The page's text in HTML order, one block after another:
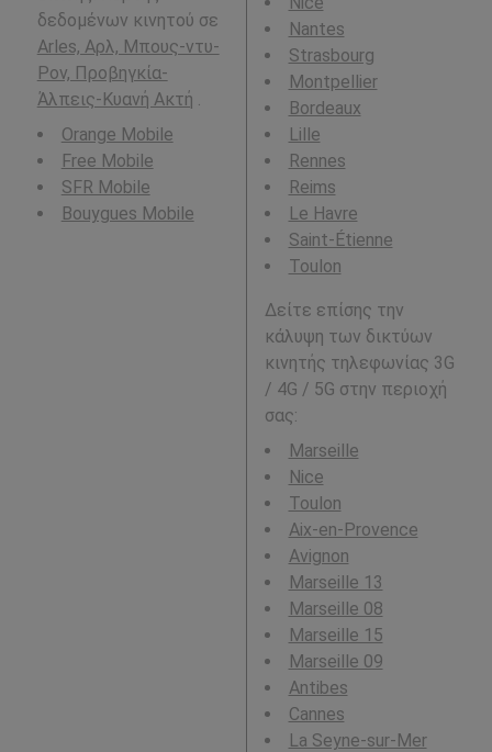
δεδομένων κινητού σε
Arles, Αρλ, Μπους-ντυ-
Ρον, Προβηγκία-
Άλπεις-Κυανή Ακτή
Orange Mobile
Free Mobile
SFR Mobile
Bouygues Mobile
Nantes
Strasbourg
Montpellier
Bordeaux
Lille
Rennes
Reims
Le Havre
Saint-Étienne
Toulon
Δείτε επίσης την
κάλυψη των δικτύων
κινητής τηλεφωνίας 3G
/ 4G / 5G στην περιοχή
σας:
Marseille
Nice
Toulon
Aix-en-Provence
Avignon
Marseille 13
Marseille 08
Marseille 15
Marseille 09
Antibes
Cannes
La Seyne-sur-Mer